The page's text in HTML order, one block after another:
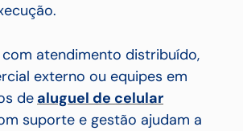
atendimento distribuído,
externo ou equipes em
de aluguel de celular
suporte e gestão ajudam a